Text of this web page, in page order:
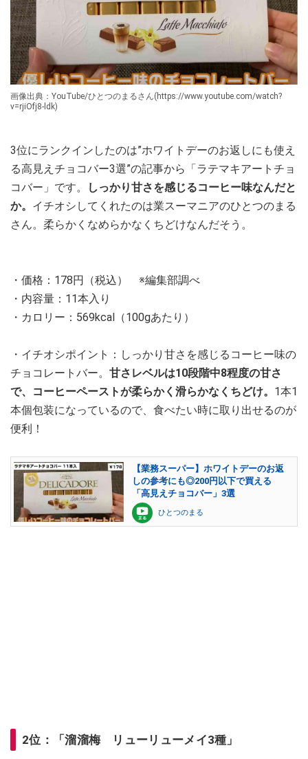
画像出典：YouTube/ひとつのまるさん(https://www.youtube.com/watch?
v=rjiOfj8-ldk)
3位にランクインしたのは”ホワイトデーのお返しにも使え
る高見えチョコバー3選”の記事から「ラテマキアートチョ
コバー」です。
しっかり甘さを感じるコーヒー味なんだと
か。 イチオシしてくれたのは業スーマニアのひとつのまる
さん。柔らかくなめらかなくちどけなんだそう。
・価格：178円（税込） ※編集部調べ
・内容量：11本入り
・カロリー：569kcal（100gあたり）
・イチオシポイント：しっかり甘さを感じるコーヒー味の
チョコレートバー。 甘さレベルは10段階中8程度の甘さ
で、コーヒーペーストが柔らかく滑らかなくちどけ。 1本1
本個包装になっているので、食べたい時に取り出せるのが
便利！
【業務スーパー】ホワイトデーのお返
しの参考にも◎200円以下で買える
「高見えチョコバー」3選
ひとつのまる
2位：「溜溜梅 リューリューメイ3種」